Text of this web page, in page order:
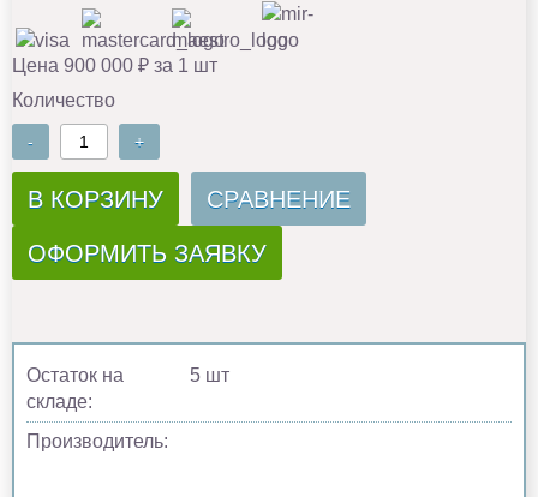
Цена 900 000 ₽ за 1 шт
Количество
- +
В КОРЗИНУ СРАВНЕНИЕ
ОФОРМИТЬ ЗАЯВКУ
Остаток на
складе:
5 шт
Производитель: